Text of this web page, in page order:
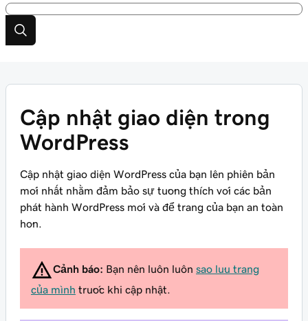
Cập nhật giao diện trong
WordPress
Cập nhật giao diện WordPress của bạn lên phiên bản
mới nhất nhằm đảm bảo sự tương thích với các bản
phát hành WordPress mới và để trang của bạn an toàn
hơn.
Cảnh báo: Bạn nên luôn luôn sao lưu trang
của mình trước khi cập nhật.